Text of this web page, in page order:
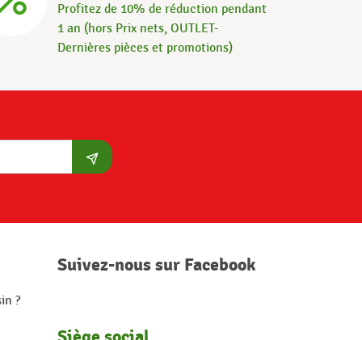
Profitez de 10% de réduction pendant
1 an (hors Prix nets, OUTLET-
Dernières pièces et promotions)
S'abonner
?
Suivez-nous sur Facebook